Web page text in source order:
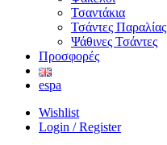
Τσαντάκια
Τσάντες Παραλίας
Ψάθινες Τσάντες
Προσφορές
espa
Wishlist
Login / Register